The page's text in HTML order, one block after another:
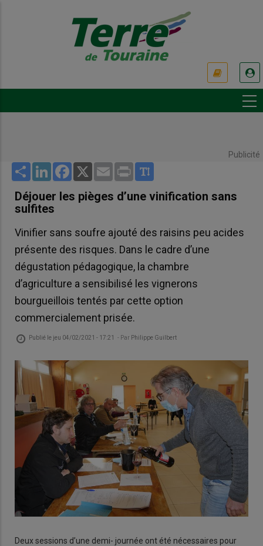
Publicité
Share LinkedInFacebook
X Email Print
Déjouer les pièges d’une vinification sans
sulfites
Vinifier sans soufre ajouté des raisins peu acides
présente des risques. Dans le cadre d’une
dégustation pédagogique, la chambre
d’agriculture a sensibilisé les vignerons
bourgueillois tentés par cette option
commercialement prisée.
Publié le jeu 04/02/2021 - 17:21 - Par Philippe Guilbert
Deux sessions d’une demi- journée ont été nécessaires pour